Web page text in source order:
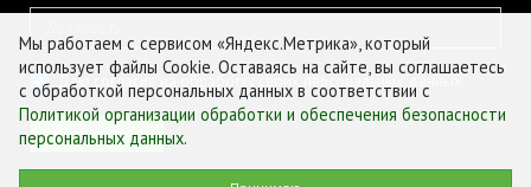
Даю согласие на обработку своих персональных данных
Мы работаем с сервисом «Яндекс.Метрика», который
использует файлы Cookie. Оставаясь на сайте, вы соглашаетесь
с обработкой персональных данных в соответствии с
Политикой организации обработки и обеспечения безопасности
персональных данных.